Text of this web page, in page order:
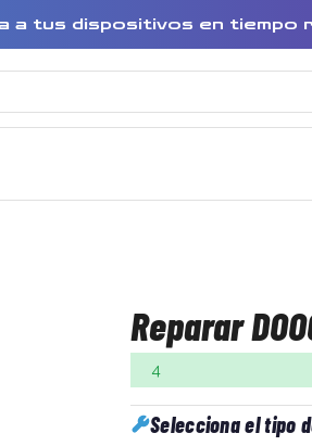
a tus dispositivos en
Reparar
4
Selecciona el tipo